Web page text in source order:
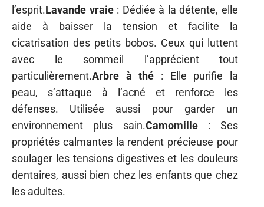
l’esprit.Lavande vraie: Dédiée à la détente, elle
aide à baisser la tension et facilite la
cicatrisation des petits bobos. Ceux qui luttent
avec le sommeil l’apprécient tout
particulièrement.Arbre à thé : Elle purifie la
peau, s’attaque à l’acné et renforce les
défenses. Utilisée aussi pour garder un
environnement plus sain.Camomille: Ses
propriétés calmantes la rendent précieuse pour
soulager les tensions digestives et les douleurs
dentaires, aussi bien chez les enfants que chez
les adultes.